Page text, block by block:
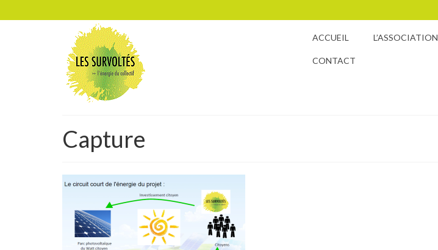
ACCUEIL L’ASSOCIATION
CONTACT
Capture